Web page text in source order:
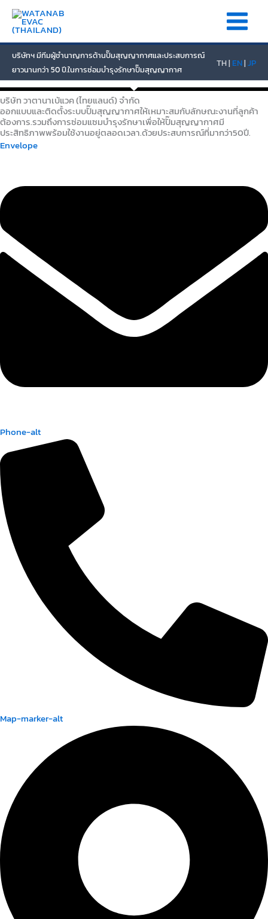
Skip
content
บริษัทฯ มีทีมผู้ชำนาญการด้านปั๊มสุญญากาศและประสบการณ์
ยาวนานกว่า 50 ปี.ในการซ่อมบำรุงรักษาปั๊มสุญญากาศ
TH | EN| JP
บริษัท วาตานาเบ้แวค (ไทยแลนด์) จำกัด
ออกแบบและติดตั้งระบบปั๊มสุญญากาศให้เหมาะสมกับลักษณะงานที่ลูกค้า
ต้องการ.รวมถึงการซ่อมแซมบำรุงรักษาเพื่อให้ปั๊มสุญญากาศมี
ประสิทธิภาพพร้อมใช้งานอยู่ตลอดเวลา.ด้วยประสบการณ์ที่มากว่า50ปี.
Envelope
Phone-alt
Map-marker-alt